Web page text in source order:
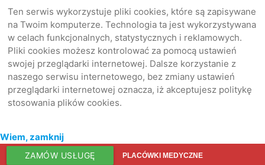
Ten serwis wykorzystuje pliki cookies, które są zapisywane
na Twoim komputerze. Technologia ta jest wykorzystywana
w celach funkcjonalnych, statystycznych i reklamowych.
Pliki cookies możesz kontrolować za pomocą ustawień
swojej przeglądarki internetowej. Dalsze korzystanie z
naszego serwisu internetowego, bez zmiany ustawień
przeglądarki internetowej oznacza, iż akceptujesz politykę
stosowania plików cookies.
Wiem, zamknij
ZAMÓW USŁUGĘ PLACÓWKI MEDYCZNE